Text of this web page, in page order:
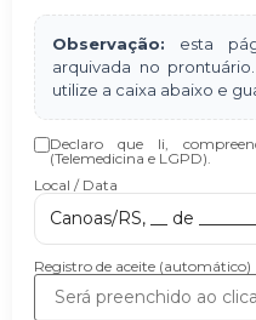
Observação: esta
arquivada no
utilize a caixa abaixo e
Declaro que li,
(Telemedicina e LGPD).
Local / Data
Canoas/RS, __ de
Registro de aceite (automático)